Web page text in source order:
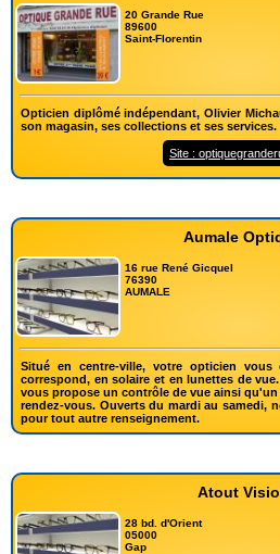
20 Grande Rue
89600
Saint-Florentin
Opticien diplômé indépendant, Olivier
son magasin, ses collections et ses services.
Site :
Aumale
16 rue René Gicquel
76390
AUMALE
Situé en centre-ville, votre opticien
correspond, en solaire et en lunettes de
vous propose un contrôle de vue ainsi
rendez-vous. Ouverts du mardi au samedi,
pour tout autre renseignement.
Atout
28 bd. d'Orient
05000
Gap